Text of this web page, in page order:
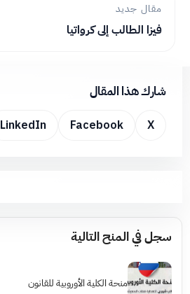
مقال جديد
فيزا الطالب إلى كرواتيا
شارك هذا المقال
X
Facebook
LinkedIn
سجل في المنح التالية
منحة الكلية الأوروبية للقانون